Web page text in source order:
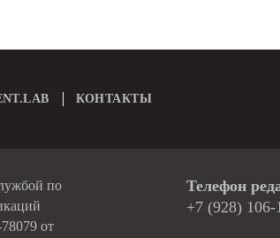
КОНТАКТЫ
по
от
Телефон
+7 (928) 106-